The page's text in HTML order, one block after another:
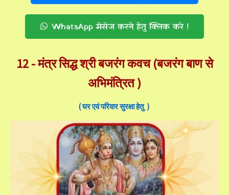
WhatsApp मेसेज करने हेतु क्लिक करे !
12 -मंत्र सिद्ध श्री बजरंग कवच (बजरंग बाण से
अभिमंत्रित )
( घर एवं परिवार सुरक्षा हेतु )